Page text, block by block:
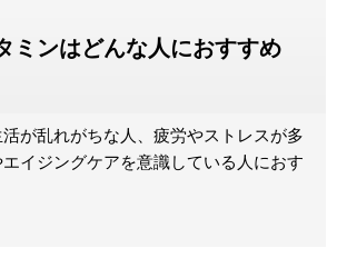
ミンはどんな人におすすめ
が乱れがちな人、疲労やストレスが多
イジングケアを意識している人におす